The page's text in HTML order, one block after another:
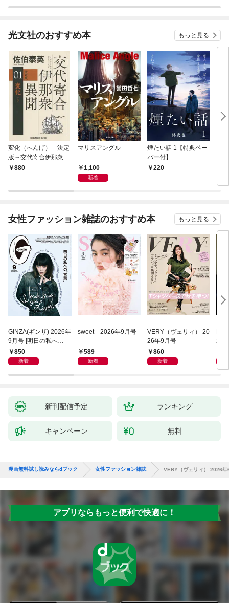
光文社のおすすめ本 もっと見る
変化（へんげ） 決定
版～交代寄合伊那衆異
聞（1）～
880
マリスアングル
1,100
新着
煙たい話 1【特典ペー
パー付】
220
手
女性ファッション雑誌のおすすめ本 もっと見る
GINZA(ギンザ) 2026年
9月号 [明日の私へ
の“言葉”]
850
新着
sweet 2026年9月号
589
新着
VERY（ヴェリィ） 20
26年9月号
860
新着
新刊配信予定 ランキング
キャンペーン 無料
漫画無料試し読みならdブック 女性ファッション雑誌 VERY（ヴェリィ） 2026年
アプリならもっと便利で快適に！